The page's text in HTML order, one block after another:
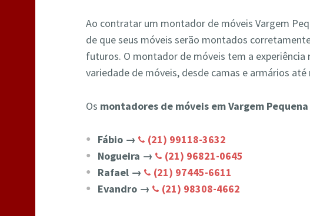
Ao contratar um montador de móveis Vargem
de que seus móveis serão montados
futuros. O montador de móveis tem a experiência
variedade de móveis, desde camas e armários até
Os montadores de móveis em Vargem Pequena
Fábio →
(21) 99118-3632
Nogueira →
(21) 96821-0645
Rafael →
(21) 97445-6611
Evandro →
(21) 98308-4662